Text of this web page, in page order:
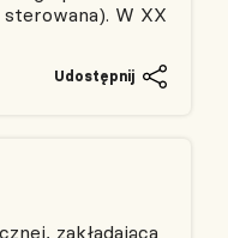
W XX
Udostępnij
zakładająca